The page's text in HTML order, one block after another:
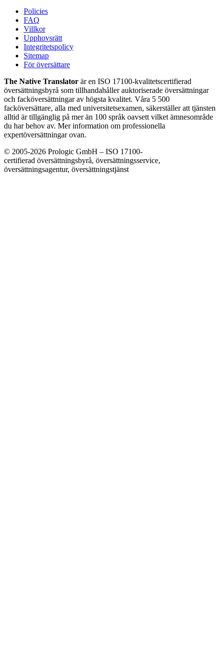
Policies
FAQ
Villkor
Upphovsrätt
Integritetspolicy
Sitemap
För översättare
The Native Translator är en ISO 17100-kvalitetscertifierad
översättningsbyrå som tillhandahåller auktoriserade översättningar
och facköversättningar av högsta kvalitet. Våra 5 500
facköversättare, alla med universitetsexamen, säkerställer att tjänsten
alltid är tillgänglig på mer än 100 språk oavsett vilket ämnesområde
du har behov av. Mer information om professionella
expertöversättningar ovan.
© 2005-2026 Prologic GmbH – ISO 17100-
certifierad översättningsbyrå, översättningsservice,
översättningsagentur, översättningstjänst